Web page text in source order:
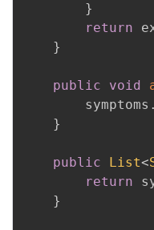
}
return
}
public void
        symptoms
.
}
public List<
return
}